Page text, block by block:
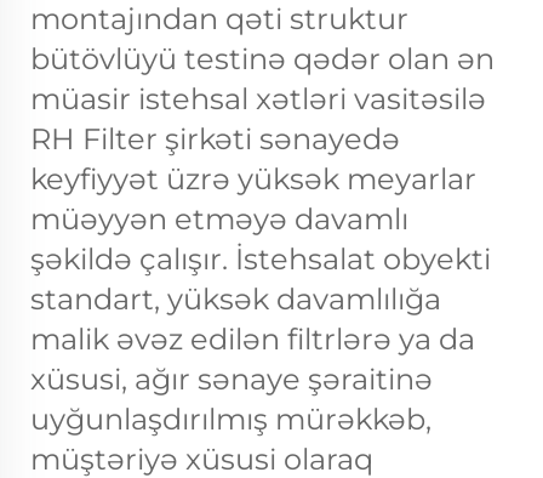
montajından qəti struktur
bütövlüyü testinə qədər olan ən
müasir istehsal xətləri vasitəsilə
RH Filter şirkəti sənayedə
keyfiyyət üzrə yüksək meyarlar
müəyyən etməyə davamlı
şəkildə çalışır. İstehsalat obyekti
standart, yüksək davamlılığa
malik əvəz edilən filtrlərə ya da
xüsusi, ağır sənaye şəraitinə
uyğunlaşdırılmış mürəkkəb,
müştəriyə xüsusi olaraq